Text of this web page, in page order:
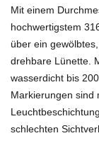
Mit einem
hochwertigstem
über ein
drehbare Lünette.
wasserdicht bis
Markierungen sind
schlechten